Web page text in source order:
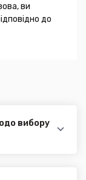
ви
до
вибору